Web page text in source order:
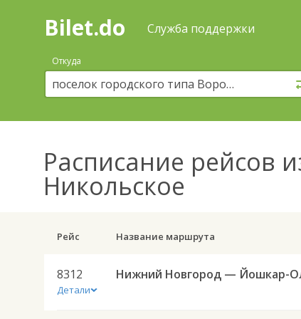
Поиск
покупка
билетов
автобус
онлайн
Bilet.do Служба поддержки
Откуда
Расписание рейсов
Никольское
Рейс Название маршрута
8312
Детали